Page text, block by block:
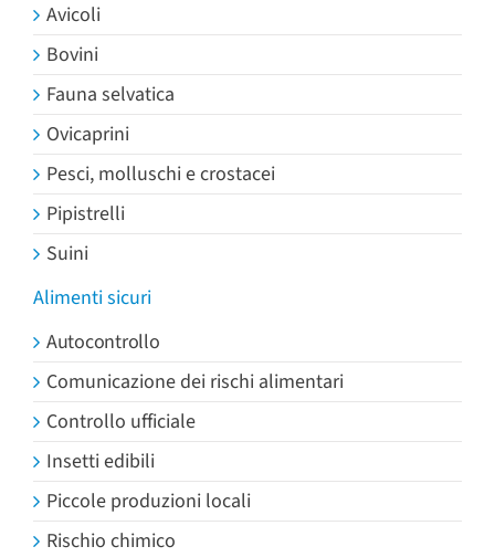
Avicoli
Bovini
Fauna selvatica
Ovicaprini
Pesci, molluschi e crostacei
Pipistrelli
Suini
Alimenti sicuri
Autocontrollo
Comunicazione dei rischi alimentari
Controllo ufficiale
Insetti edibili
Piccole produzioni locali
Rischio chimico